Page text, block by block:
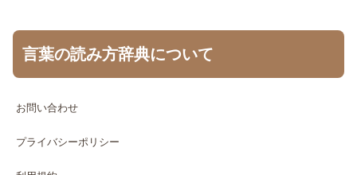
言葉の読み方辞典について
お問い合わせ
プライバシーポリシー